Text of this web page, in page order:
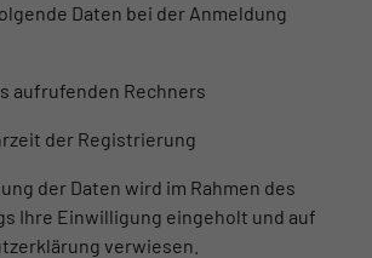
Daten bei der Anmeldung
aufrufenden Rechners
der Registrierung
der Daten wird im Rahmen des
Ihre Einwilligung eingeholt und auf
verwiesen.